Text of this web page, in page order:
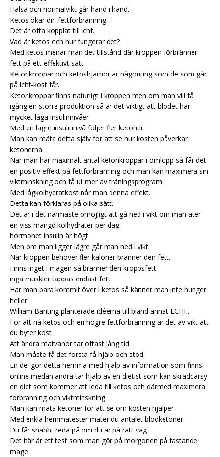
Hälsa och normalvikt går hand i hand.
Ketos ökar din fettförbränning.
Det är ofta kopplat till lchf.
Vad är ketos och hur fungerar det?
Med ketos menar man det tillstånd där kroppen förbränner
fett på ett effektivt sätt.
Ketonkroppar och ketoshjärnor är någonting som de som går
på lchf-kost får.
Ketonkroppar finns naturligt i kroppen men om man vill få
igång en större produktion så är det viktigt att blodet har
mycket låga insulinnivåer
Med en lägre insulinnivå följer fler ketoner.
Man kan mäta detta själv för att se hur kosten påverkar
ketonerna.
När man har maximalt antal ketonkroppar i omlopp så får det
en positiv effekt på fettförbränning och man kan maximera sin
viktminskning och få ut mer av träningsprogram
Med lågkolhydratkost når man denna effekt.
Detta kan förklaras på olika sätt.
Det är i det närmaste omöjligt att gå ned i vikt om man äter
en viss mängd kolhydrater per dag.
hormonet insulin är högt
Men om man ligger lägre går man ned i vikt.
När kroppen behöver fler kalorier bränner den fett.
Finns inget i magen så bränner den kroppsfett
inga muskler tappas endast fett.
Har man bara kommit över i ketos så känner man inte hunger
heller
William Banting planterade idéerna till bland annat LCHF.
För att nå ketos och en högre fettförbränning är det av vikt att
du byter kost
Att ändra matvanor tar oftast lång tid.
Man måste få det första få hjälp och stöd.
En del gör detta hemma med hjälp av information som finns
online medan andra tar hjälp av en dietist som kan skräddarsy
en diet som kommer att leda till ketos och därmed maximera
förbränning och viktminskning
Man kan mäta ketoner för att se om kosten hjälper
Med enkla hemmatester mäter du antalet blodketoner.
Du får snabbt reda på om du är på rätt väg.
Det här är ett test som man gör på morgonen på fastande
mage